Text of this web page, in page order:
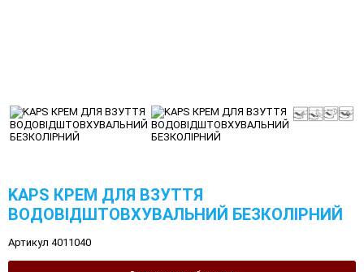
KAPS КРЕМ ДЛЯ ВЗУТТЯ
ВОДОВІДШТОВХУВАЛЬНИЙ БЕЗКОЛІРНИЙ
Артикул 4011040